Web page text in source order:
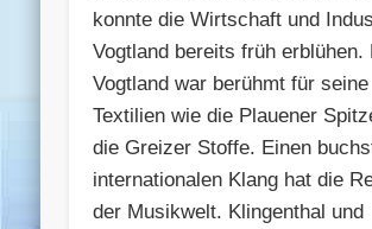
konnte die Wirtschaft und
Vogtland bereits früh erblühen.
Vogtland war berühmt für seine
Textilien wie die Plauener
die Greizer Stoffe. Einen
internationalen Klang hat die
der Musikwelt. Klingenthal und